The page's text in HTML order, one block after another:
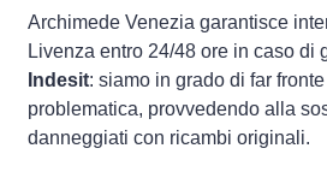
Archimede Venezia garantisce
Livenza entro 24/48 ore in caso di
Indesit: siamo in grado di far
problematica, provvedendo alla
danneggiati con ricambi originali.